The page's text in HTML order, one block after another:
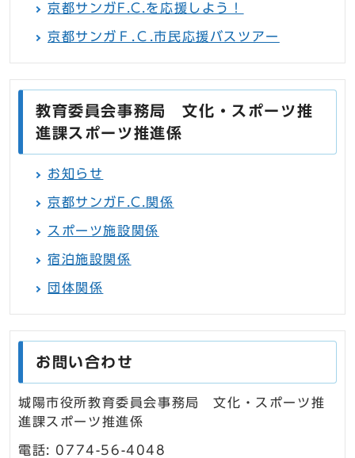
京都サンガF.C.を応援しよう！
京都サンガＦ.Ｃ.市民応援バスツアー
教育委員会事務局 文化・スポーツ推
進課スポーツ推進係
お知らせ
京都サンガF.C.関係
スポーツ施設関係
宿泊施設関係
団体関係
お問い合わせ
城陽市役所教育委員会事務局 文化・スポーツ推
進課スポーツ推進係
電話: 0774-56-4048